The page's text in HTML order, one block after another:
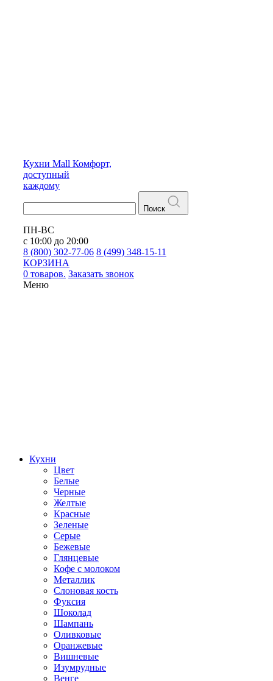
Кухни Mall Комфорт,
доступный
каждому
Поиск
ПН-ВС
с 10:00 до 20:00
8 (800) 302-77-06 8 (499) 348-15-11
КОРЗИНА
0 товаров. Заказать звонок
Меню
Кухни
Цвет
Белые
Черные
Желтые
Красные
Зеленые
Серые
Бежевые
Глянцевые
Кофе с молоком
Металлик
Слоновая кость
Фуксия
Шоколад
Шампань
Оливковые
Оранжевые
Вишневые
Изумрудные
Венге